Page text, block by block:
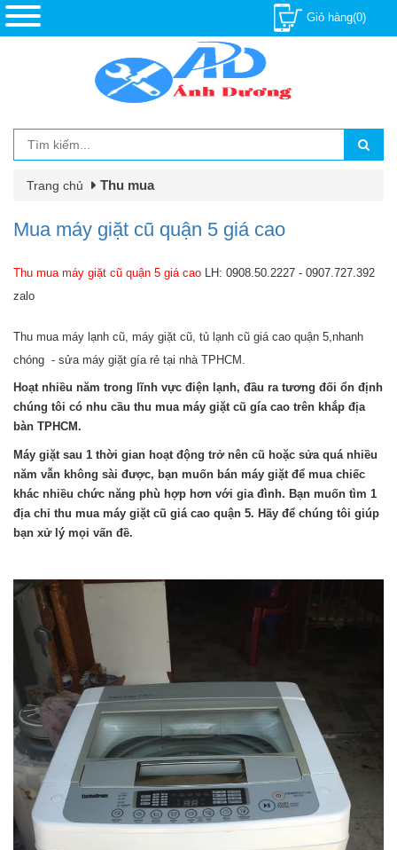
Giỏ hàng(0)
Trang chủ Thu mua
Mua máy giặt cũ quận 5 giá cao
Thu mua máy giặt cũ quận 5 giá cao LH: 0908.50.2227 - 0907.727.392
zalo
Thu mua máy lạnh cũ, máy giặt cũ, tủ lạnh cũ giá cao quận 5,nhanh
chóng - sửa máy giặt gía rẻ tại nhà TPHCM.
Hoạt nhiều năm trong lĩnh vực điện lạnh, đầu ra tương đối ổn định
chúng tôi có nhu cầu thu mua máy giặt cũ gía cao trên khắp địa
bàn TPHCM.
Máy giặt sau 1 thời gian hoạt động trở nên cũ hoặc sửa quá nhiều
năm vẫn không sài được, bạn muốn bán máy giặt để mua chiếc
khác nhiều chức năng phù hợp hơn với gia đình. Bạn muốn tìm 1
địa chỉ thu mua máy giặt cũ giá cao quận 5. Hãy để chúng tôi giúp
bạn xử lý mọi vấn đề.